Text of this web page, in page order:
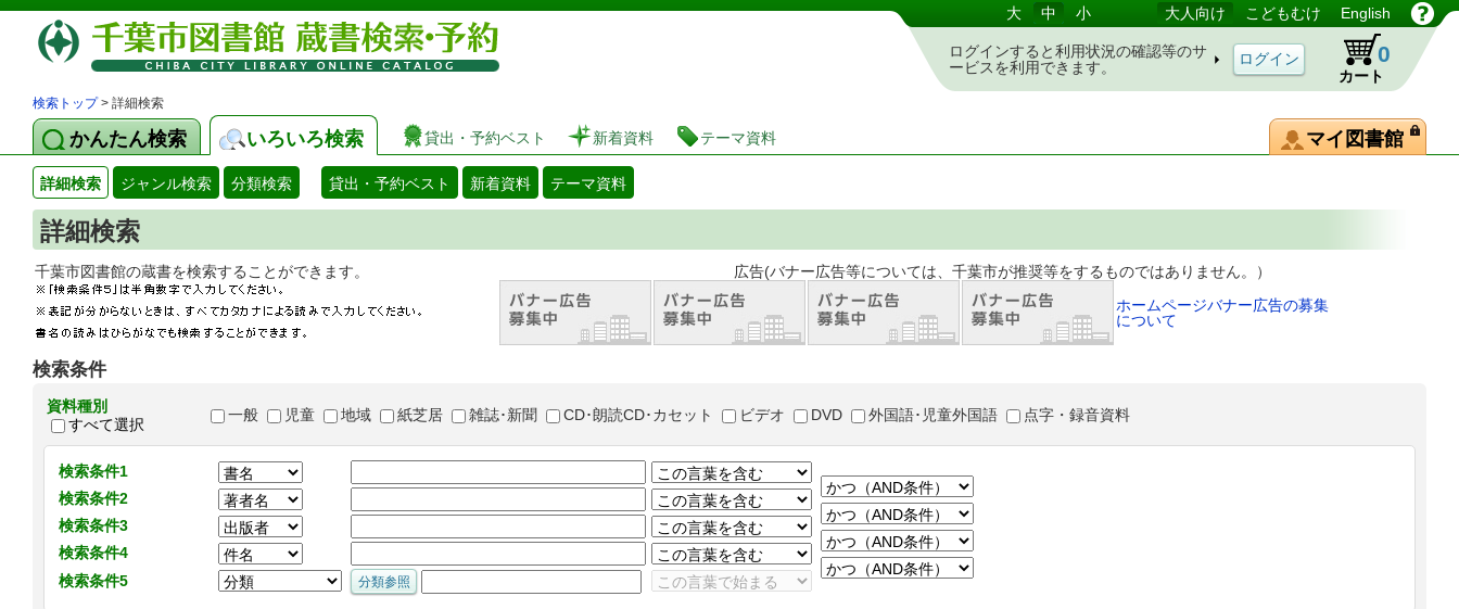
図書館 蔵書検索・予約システム 大 中 小 大人向け こどもむけ English
ログインすると利用状況の確認等のサ
ービスを利用できます。
カート
0
検索トップ> 詳細検索
かんたん検索 いろいろ検索 貸出・予約ベスト 新着資料 テーマ資料 マイ図書館
詳細検索 ジャンル検索 分類検索 貸出・予約ベスト 新着資料 テーマ資料
詳細検索
千葉市図書館の蔵書を検索することができます。 広告(バナー広告等については、千葉市が推奨等をするものではありません。）
ホームページバナー広告の募集
について
検索条件
資料種別
すべて選択
一般 児童 地域 紙芝居 雑誌･新聞 CD･朗読CD･カセット ビデオ DVD 外国語･児童外国語 点字・録音資料
検索条件1
検索条件2
検索条件3
検索条件4
検索条件5